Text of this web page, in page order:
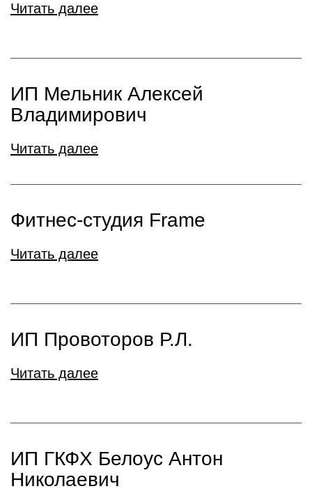
Читать далее
ИП Мельник Алексей
Владимирович
Читать далее
Фитнес-студия Frame
Читать далее
ИП Провоторов Р.Л.
Читать далее
ИП ГКФХ Белоус Антон
Николаевич